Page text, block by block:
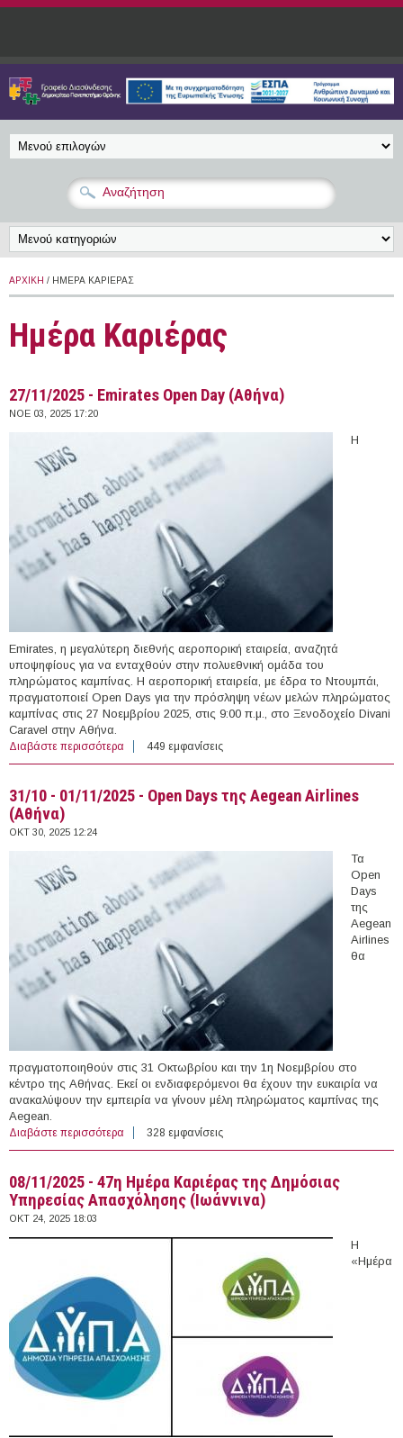
Παράκαμψη προς το κυρίως περιεχόμενο
ΑΡΧΙΚΉ / ΗΜΈΡΑ ΚΑΡΙΈΡΑΣ
Ημέρα Καριέρας
27/11/2025 - Emirates Open Day (Αθήνα)
ΝΟΕ 03, 2025 17:20
Η
Emirates, η μεγαλύτερη διεθνής αεροπορική εταιρεία, αναζητά
υποψηφίους για να ενταχθούν στην πολυεθνική ομάδα του
πληρώματος καμπίνας. Η αεροπορική εταιρεία, με έδρα το Ντουμπάι,
πραγματοποιεί Open Days για την πρόσληψη νέων μελών πληρώματος
καμπίνας στις 27 Νοεμβρίου 2025, στις 9:00 π.μ., στο Ξενοδοχείο Divani
Caravel στην Αθήνα.
Διαβάστε περισσότερα για 27/11/2025 - Emirates Open Day (Αθήνα)
449 εμφανίσεις
31/10 - 01/11/2025 - Open Days της Aegean Airlines
(Αθήνα)
ΟΚΤ 30, 2025 12:24
Τα
Open
Days
της
Aegean
Airlines
θα
πραγματοποιηθούν στις 31 Οκτωβρίου και την 1η Νοεμβρίου στο
κέντρο της Αθήνας. Εκεί οι ενδιαφερόμενοι θα έχουν την ευκαιρία να
ανακαλύψουν την εμπειρία να γίνουν μέλη πληρώματος καμπίνας της
Aegean.
Διαβάστε περισσότερα για 31/10 - 01/11/2025 - Open Days της Aegean Airlines
(Αθήνα)
328 εμφανίσεις
08/11/2025 - 47η Ημέρα Καριέρας της Δημόσιας
Υπηρεσίας Απασχόλησης (Ιωάννινα)
ΟΚΤ 24, 2025 18:03
Η
«Ημέρα